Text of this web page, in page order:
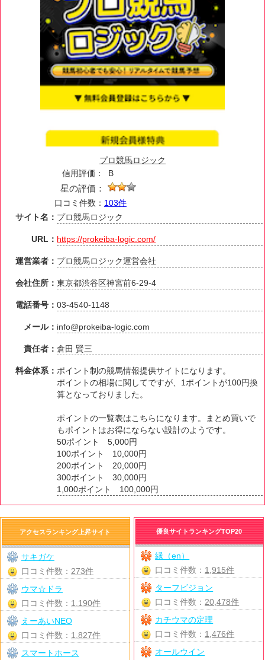
プロ競馬ロジック
信用評価：
B
星の評価：
口コミ件数： 103件
サイト名： プロ競馬ロジック
URL： https://prokeiba-logic.com/
運営業者： プロ競馬ロジック運営会社
会社住所：東京都渋谷区神宮前6-29-4
電話番号：03-4540-1148
メール： info@prokeiba-logic.com
責任者：倉田 賢三
料金体系： ポイント制の競馬情報提供サイトになります。
ポイントの相場に関してですが、1ポイントが100円換
算となっておりました。
ポイントの一覧表はこちらになります。まとめ買いで
もポイントはお得にならない設計のようです。
50ポイント 5,000円
100ポイント 10,000円
200ポイント 20,000円
300ポイント 30,000円
1,000ポイント 100,000円
優良サイトランキングTOP20
縁（en）
口コミ件数： 1,915件
ターフビジョン
口コミ件数： 20,478件
カチウマの定理
口コミ件数： 1,476件
オールウイン
アクセスランキング上昇サイト
サキガケ
口コミ件数： 273件
ウマ☆ドラ
口コミ件数： 1,190件
えーあいNEO
口コミ件数： 1,827件
スマートホース